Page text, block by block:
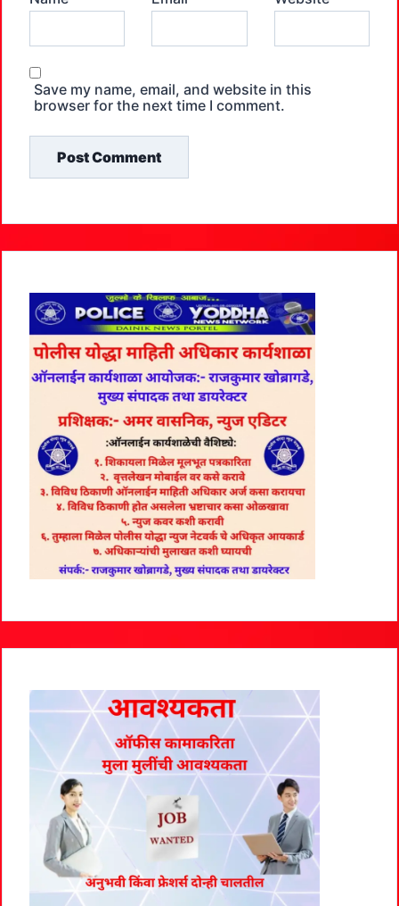
Save my name, email, and website in this
browser for the next time I comment.